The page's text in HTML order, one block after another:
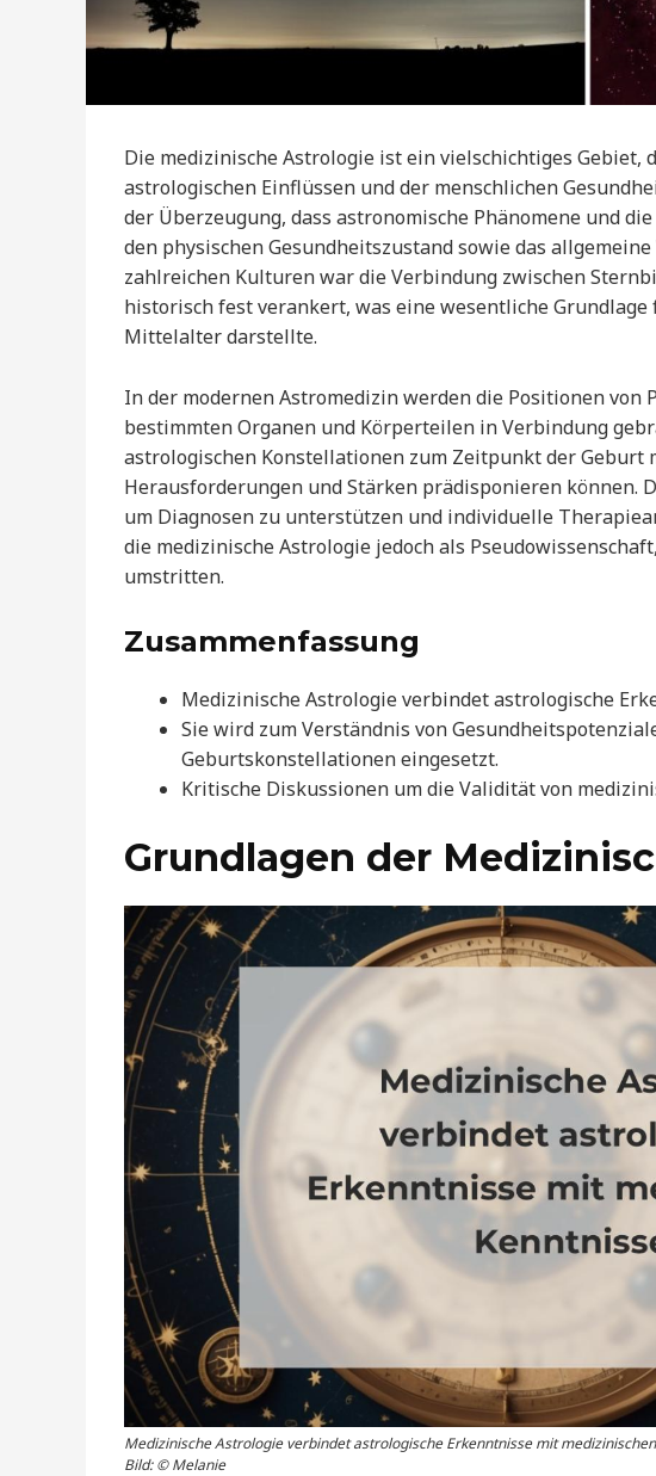
Die medizinische Astrologie ist ein vielschichtiges Gebiet,
astrologischen Einflüssen und der menschlichen
der Überzeugung, dass astronomische Phänomene und
den physischen Gesundheitszustand sowie das
zahlreichen Kulturen war die Verbindung zwischen
historisch fest verankert, was eine wesentliche
Mittelalter darstellte.
In der modernen Astromedizin werden die Positionen
bestimmten Organen und Körperteilen in Verbindung
astrologischen Konstellationen zum Zeitpunkt der Geburt
Herausforderungen und Stärken prädisponieren können.
um Diagnosen zu unterstützen und individuelle
die medizinische Astrologie jedoch als
umstritten.
Zusammenfassung
Medizinische Astrologie verbindet astrologische
Sie wird zum Verständnis von
Geburtskonstellationen eingesetzt.
Kritische Diskussionen um die Validität von
Grundlagen der
Medizinische Astrologie verbindet astrologische Erkenntnisse mit
Bild: © Melanie